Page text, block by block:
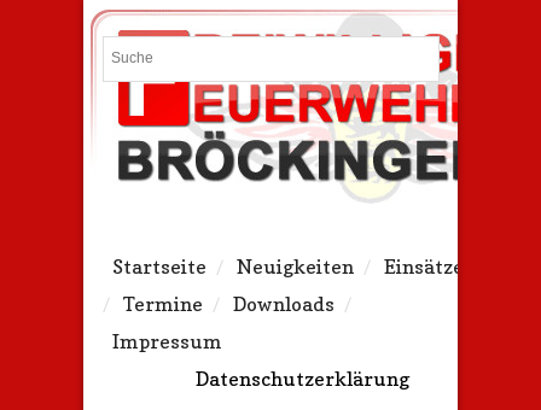
Search
Startseite Neuigkeiten
Einsätze
Termine
Downloads
Impressum
Datenschutzerklärung